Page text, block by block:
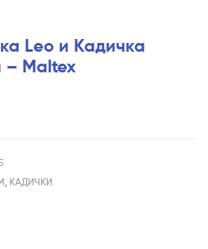
Leo и Кадичка
– Maltex
КАДИЧКИ